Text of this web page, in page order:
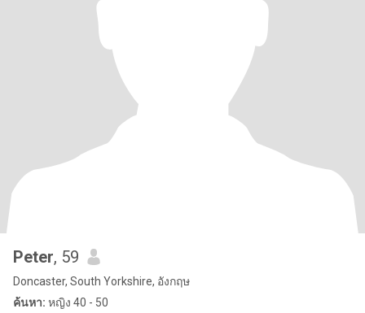
Peter, 59
Doncaster, South Yorkshire, อังกฤษ
ค้นหา: หญิง 40 - 50